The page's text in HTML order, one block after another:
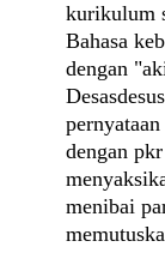
kurikulum
Bahasa
dengan
dengan
menibai